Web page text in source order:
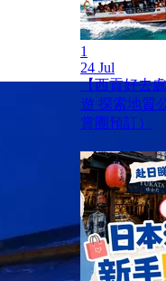
1
24 Jul
【西貢好去
遊 探索地質
賞團預訂）